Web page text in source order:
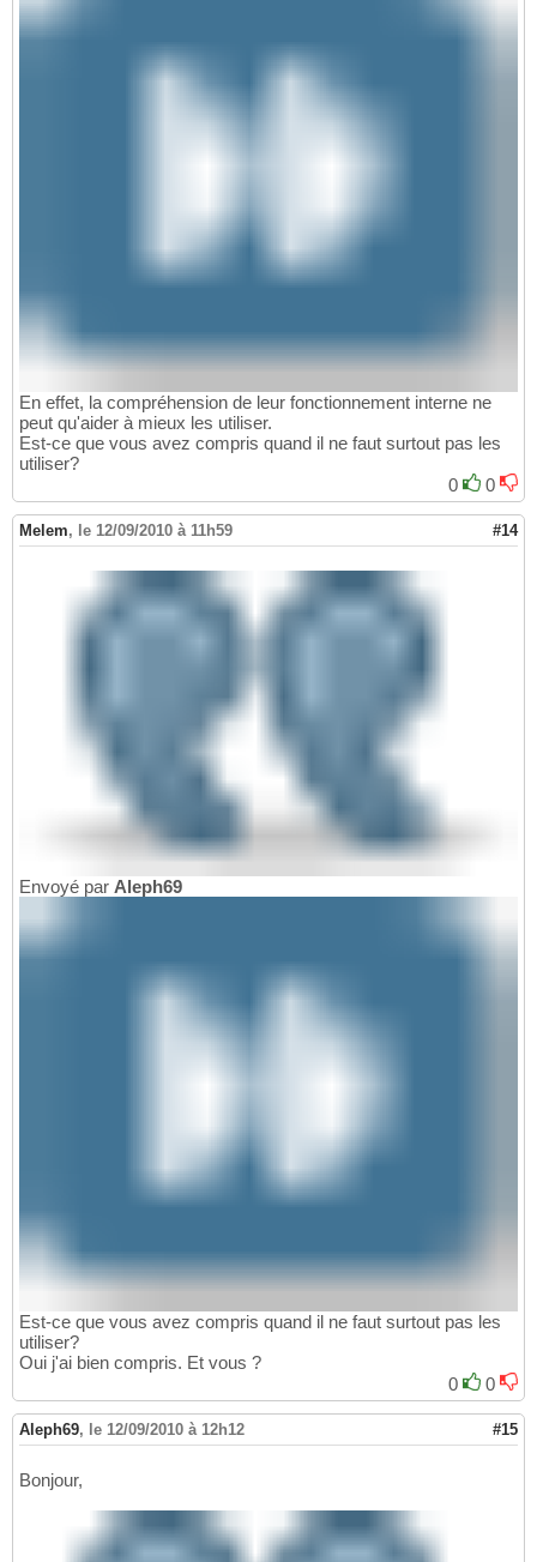
En effet, la compréhension de leur fonctionnement interne ne
peut qu'aider à mieux les utiliser.
Est-ce que vous avez compris quand il ne faut surtout pas les
utiliser?
0
0
Melem, le 12/09/2010 à 11h59 #14
Envoyé par Aleph69
Est-ce que vous avez compris quand il ne faut surtout pas les
utiliser?
Oui j'ai bien compris. Et vous ?
0
0
Aleph69, le 12/09/2010 à 12h12 #15
Bonjour,